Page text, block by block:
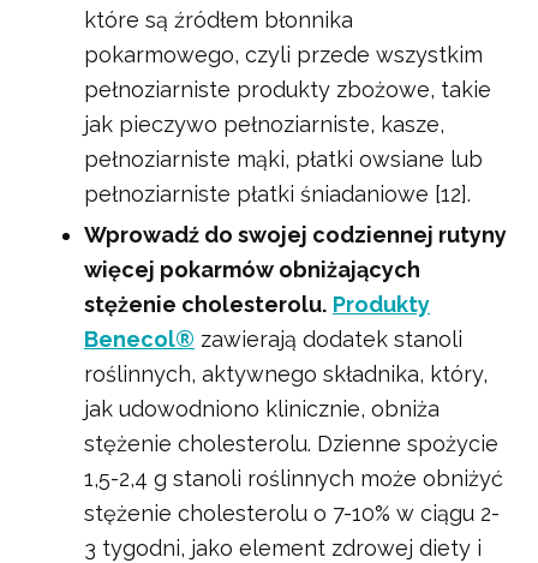
które są źródłem błonnika
pokarmowego, czyli przede wszystkim
pełnoziarniste produkty zbożowe, takie
jak pieczywo pełnoziarniste, kasze,
pełnoziarniste mąki, płatki owsiane lub
pełnoziarniste płatki śniadaniowe [12].
Wprowadź do swojej codziennej rutyny
więcej pokarmów obniżających
stężenie cholesterolu. Produkty
Benecol® zawierają dodatek stanoli
roślinnych, aktywnego składnika, który,
jak udowodniono klinicznie, obniża
stężenie cholesterolu. Dzienne spożycie
1,5-2,4 g stanoli roślinnych może obniżyć
stężenie cholesterolu o 7-10% w ciągu 2-
3 tygodni, jako element zdrowej diety i